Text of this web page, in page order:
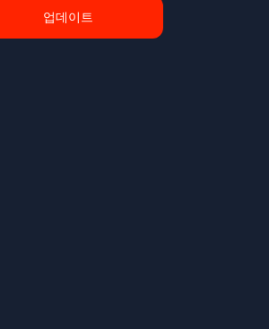
업데이트